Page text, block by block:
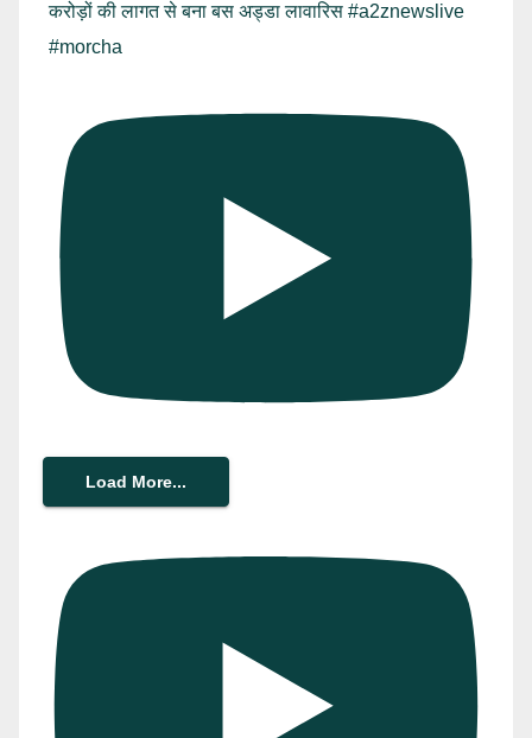
करोड़ों की लागत से बना बस अड्डा लावारिस #a2znewslive
#morcha
Load More...